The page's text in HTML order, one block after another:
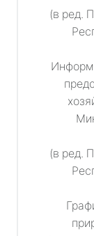
(в ред.
(в ред.